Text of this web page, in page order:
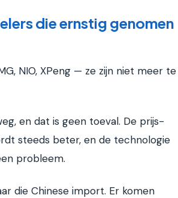
die ernstig genomen
NIO, XPeng — ze zijn niet meer te
en dat is geen toeval. De prijs-
steeds beter, en de technologie
probleem.
die Chinese import. Er komen